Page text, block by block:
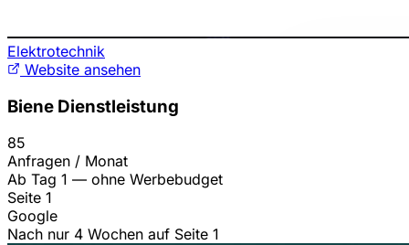
Elektrotechnik
Website ansehen
Biene Dienstleistung
85
Anfragen / Monat
Ab Tag 1 — ohne Werbebudget
Seite 1
Google
Nach nur 4 Wochen auf Seite 1